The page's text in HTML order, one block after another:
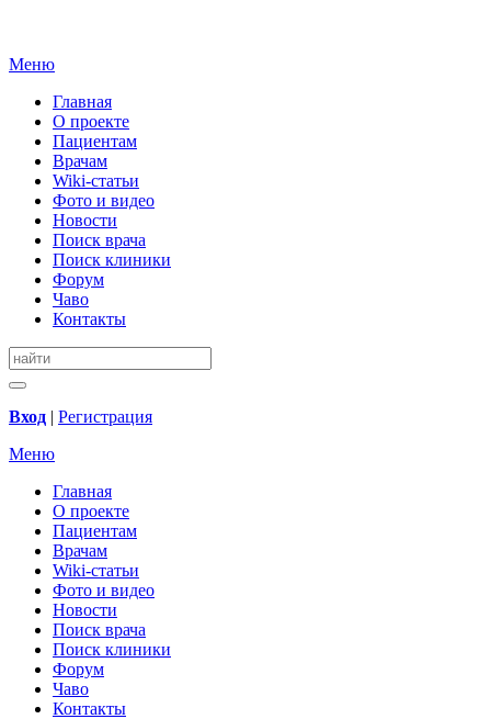
Меню
Главная
О проекте
Пациентам
Врачам
Wiki-статьи
Фото и видео
Новости
Поиск врача
Поиск клиники
Форум
Чаво
Контакты
Вход | Регистрация
Меню
Главная
О проекте
Пациентам
Врачам
Wiki-статьи
Фото и видео
Новости
Поиск врача
Поиск клиники
Форум
Чаво
Контакты